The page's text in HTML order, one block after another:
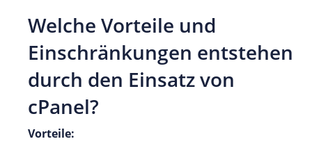
Welche Vorteile und
Einschränkungen entstehen
durch den Einsatz von
cPanel?
Vorteile: